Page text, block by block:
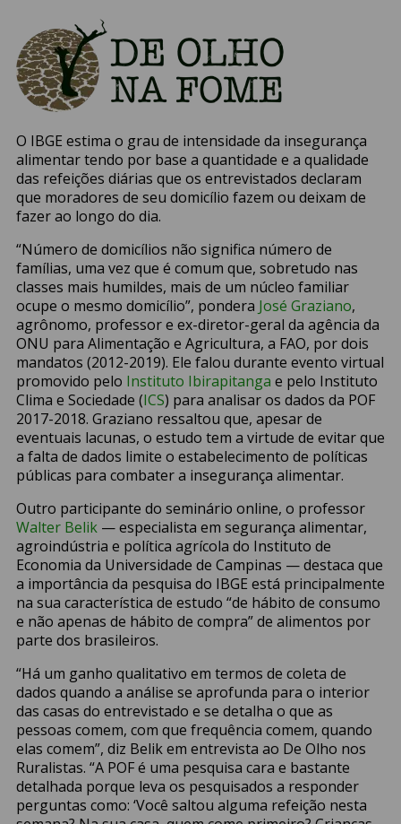
O IBGE estima o grau de intensidade da insegurança
alimentar tendo por base a quantidade e a qualidade
das refeições diárias que os entrevistados declaram
que moradores de seu domicílio fazem ou deixam de
fazer ao longo do dia.
“Número de domicílios não significa número de
famílias, uma vez que é comum que, sobretudo nas
classes mais humildes, mais de um núcleo familiar
ocupe o mesmo domicílio”, pondera José Graziano,
agrônomo, professor e ex-diretor-geral da agência da
ONU para Alimentação e Agricultura, a FAO, por dois
mandatos (2012-2019). Ele falou durante evento virtual
promovido pelo Instituto Ibirapitanga e pelo Instituto
Clima e Sociedade (ICS) para analisar os dados da POF
2017-2018. Graziano ressaltou que, apesar de
eventuais lacunas, o estudo tem a virtude de evitar que
a falta de dados limite o estabelecimento de políticas
públicas para combater a insegurança alimentar.
Outro participante do seminário online, o professor
Walter Belik — especialista em segurança alimentar,
agroindústria e política agrícola do Instituto de
Economia da Universidade de Campinas — destaca que
a importância da pesquisa do IBGE está principalmente
na sua característica de estudo “de hábito de consumo
e não apenas de hábito de compra” de alimentos por
parte dos brasileiros.
“Há um ganho qualitativo em termos de coleta de
dados quando a análise se aprofunda para o interior
das casas do entrevistado e se detalha o que as
pessoas comem, com que frequência comem, quando
elas comem”, diz Belik em entrevista ao De Olho nos
Ruralistas. “A POF é uma pesquisa cara e bastante
detalhada porque leva os pesquisados a responder
perguntas como: ‘Você saltou alguma refeição nesta